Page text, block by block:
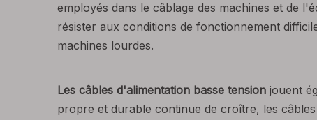
employés dans le câblage des machines et de
résister aux conditions de fonctionnement
machines lourdes.
Les câbles d'alimentation basse tension jouent
propre et durable continue de croître, les